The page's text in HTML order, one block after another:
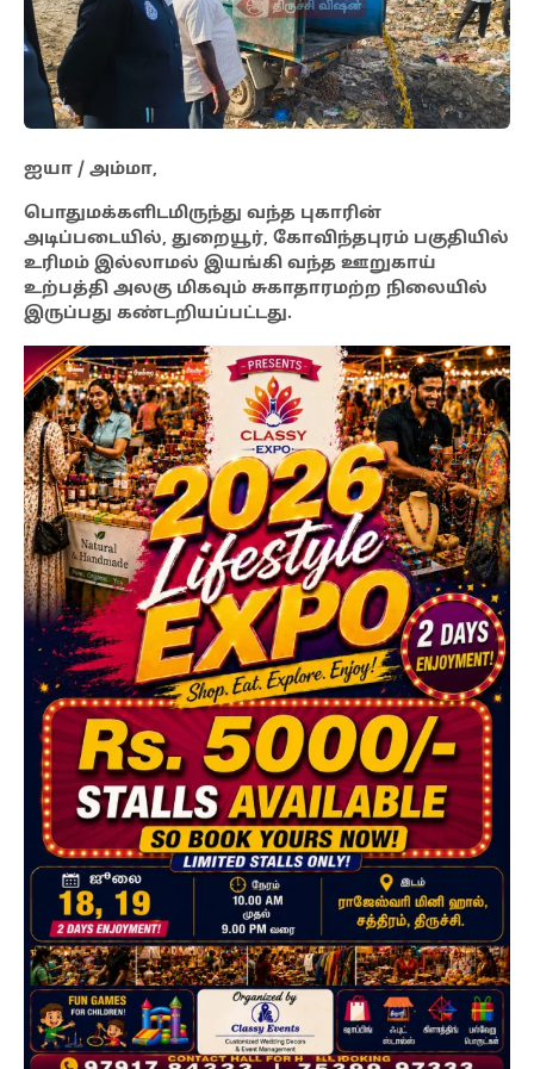
ஐயா / அம்மா,
பொதுமக்களிடமிருந்து வந்த புகாரின்
அடிப்படையில், துறையூர், கோவிந்தபுரம் பகுதியில்
உரிமம் இல்லாமல் இயங்கி வந்த ஊறுகாய்
உற்பத்தி அலகு மிகவும் சுகாதாரமற்ற நிலையில்
இருப்பது கண்டறியப்பட்டது.